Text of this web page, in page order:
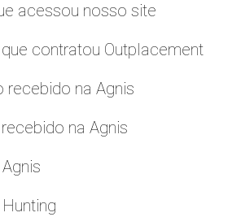
acessou nosso site
contratou Outplacement
recebido na Agnis
na Agnis